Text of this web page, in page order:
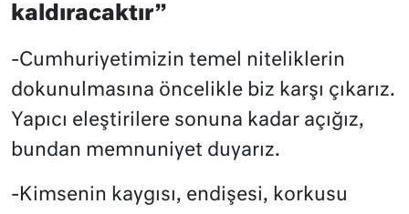
kaldıracaktır”
-Cumhuriyetimizin temel niteliklerin
dokunulmasına öncelikle biz karşı çıkarız.
Yapıcı eleştirilere sonuna kadar açığız,
bundan memnuniyet duyarız.
-Kimsenin kaygısı, endişesi, korkusu